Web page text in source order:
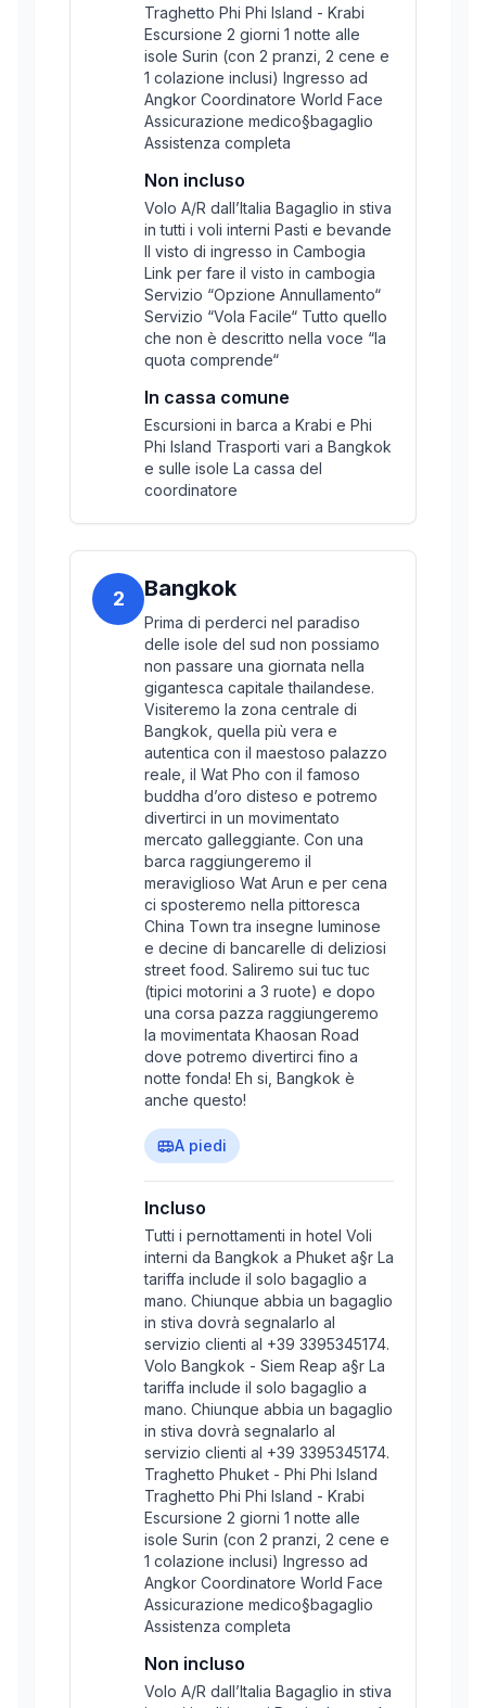
Traghetto Phi Phi Island - Krabi
Escursione 2 giorni 1 notte alle
isole Surin (con 2 pranzi, 2 cene e
1 colazione inclusi) Ingresso ad
Angkor Coordinatore World Face
Assicurazione medico§bagaglio
Assistenza completa
Non incluso
Volo A/R dall’Italia Bagaglio in stiva
in tutti i voli interni Pasti e bevande
Il visto di ingresso in Cambogia
Link per fare il visto in cambogia
Servizio “Opzione Annullamento“
Servizio “Vola Facile“ Tutto quello
che non è descritto nella voce “la
quota comprende“
In cassa comune
Escursioni in barca a Krabi e Phi
Phi Island Trasporti vari a Bangkok
e sulle isole La cassa del
coordinatore
2 Bangkok
Prima di perderci nel paradiso
delle isole del sud non possiamo
non passare una giornata nella
gigantesca capitale thailandese.
Visiteremo la zona centrale di
Bangkok, quella più vera e
autentica con il maestoso palazzo
reale, il Wat Pho con il famoso
buddha d’oro disteso e potremo
divertirci in un movimentato
mercato galleggiante. Con una
barca raggiungeremo il
meraviglioso Wat Arun e per cena
ci sposteremo nella pittoresca
China Town tra insegne luminose
e decine di bancarelle di deliziosi
street food. Saliremo sui tuc tuc
(tipici motorini a 3 ruote) e dopo
una corsa pazza raggiungeremo
la movimentata Khaosan Road
dove potremo divertirci fino a
notte fonda! Eh si, Bangkok è
anche questo!
A piedi
Incluso
Tutti i pernottamenti in hotel Voli
interni da Bangkok a Phuket a§r La
tariffa include il solo bagaglio a
mano. Chiunque abbia un bagaglio
in stiva dovrà segnalarlo al
servizio clienti al +39 3395345174.
Volo Bangkok - Siem Reap a§r La
tariffa include il solo bagaglio a
mano. Chiunque abbia un bagaglio
in stiva dovrà segnalarlo al
servizio clienti al +39 3395345174.
Traghetto Phuket - Phi Phi Island
Traghetto Phi Phi Island - Krabi
Escursione 2 giorni 1 notte alle
isole Surin (con 2 pranzi, 2 cene e
1 colazione inclusi) Ingresso ad
Angkor Coordinatore World Face
Assicurazione medico§bagaglio
Assistenza completa
Non incluso
Volo A/R dall’Italia Bagaglio in stiva